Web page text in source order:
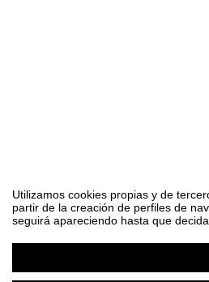
Utilizamos cookies propias y de
partir de la creación de perfiles de
seguirá apareciendo hasta que